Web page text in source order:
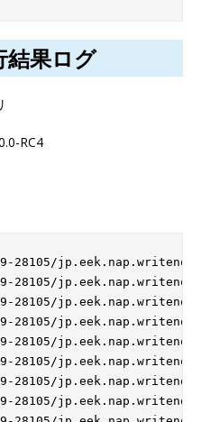
結果ログ
RC4
28105/jp.eek.nap.writenote
28105/
28105/jp.eek.nap.writenote
28105/jp.eek.nap.writenote
28105/
28105/
28105/jp.eek.nap.writenote
28105/